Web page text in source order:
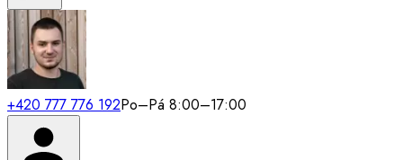
+420 777 776 192Po–Pá 8:00–17:00